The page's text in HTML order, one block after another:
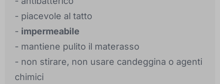
- piacevole al tatto
- impermeabile
- mantiene pulito il materasso
- non stirare, non usare candeggina o agenti
chimici